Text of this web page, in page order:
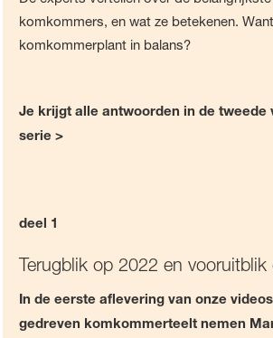
komkommers, en wat ze betekenen.
komkommerplant in balans?
Je krijgt alle antwoorden in de tweede
serie >
deel 1
Terugblik op 2022 en
In de eerste aflevering van onze
gedreven komkommerteelt nemen